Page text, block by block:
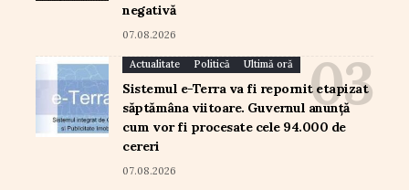
negativă
07.08.2026
Actualitate Politică Ultimă oră
Sistemul e-Terra va fi repornit etapizat
săptămâna viitoare. Guvernul anunță
cum vor fi procesate cele 94.000 de
cereri
07.08.2026